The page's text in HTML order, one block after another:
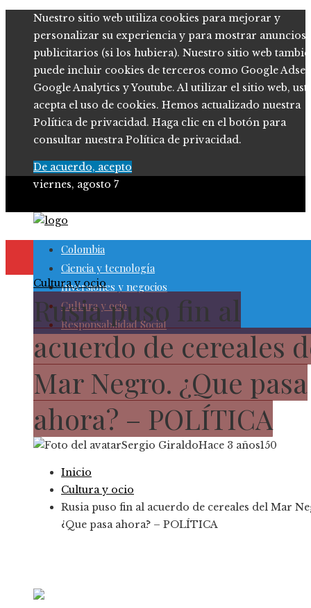
Nuestro sitio web utiliza cookies para mejorar y
personalizar su experiencia y para mostrar anuncios
publicitarios (si los hubiera). Nuestro sitio web
puede incluir cookies de terceros como Google
Google Analytics y Youtube. Al utilizar el sitio web,
acepta el uso de cookies. Hemos actualizado nuestra
Política de privacidad. Haga clic en el botón para
consultar nuestra Política de privacidad.
De acuerdo, acepto
viernes, agosto 7
Colombia
Ciencia y tecnología
Inversiones y negocios
Cultura y ocio
Responsabilidad Social
Cultura y ocio
Rusia puso fin al
acuerdo de cereales
Mar Negro. ¿Que pasa
ahora? – POLÍTICA
Sergio GiraldoHace 3 años150
Inicio
Cultura y ocio
Rusia puso fin al acuerdo de cereales del Mar
¿Que pasa ahora? – POLÍTICA